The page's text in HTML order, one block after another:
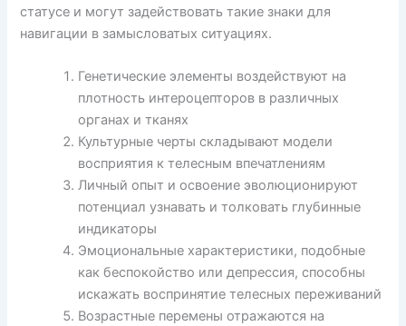
статусе и могут задействовать такие знаки для
навигации в замысловатых ситуациях.
Генетические элементы воздействуют на
плотность интероцепторов в различных
органах и тканях
Культурные черты складывают модели
восприятия к телесным впечатлениям
Личный опыт и освоение эволюционируют
потенциал узнавать и толковать глубинные
индикаторы
Эмоциональные характеристики, подобные
как беспокойство или депрессия, способны
искажать воспринятие телесных переживаний
Возрастные перемены отражаются на